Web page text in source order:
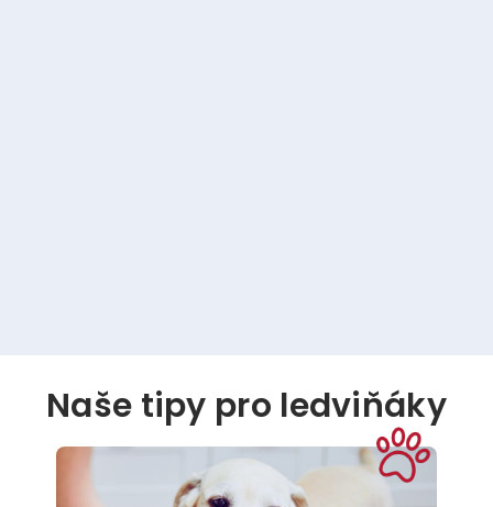
Naše tipy pro ledviňáky